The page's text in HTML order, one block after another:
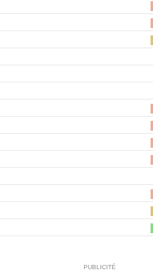
PUBLICITÉ